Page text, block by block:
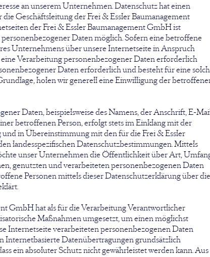
an unserem Unternehmen. Datenschutz hat einen
Geschäftsleitung der Frei & Essler Baumanagement
der Frei & Essler Baumanagement GmbH ist
Daten möglich. Sofern eine betroffene
Unternehmens über unsere Internetseite in Anspruch
Verarbeitung personenbezogener Daten erforderlich
Daten erforderlich und besteht für eine
holen wir generell eine Einwilligung der
Daten, beispielsweise des Namens, der Anschrift, E-
betroffenen Person, erfolgt stets im Einklang mit der
in Übereinstimmung mit den für die Frei & Essler
landesspezifischen Datenschutzbestimmungen. Mittels
unser Unternehmen die Öffentlichkeit über Art,
genutzten und verarbeiteten personenbezogenen Daten
Personen mittels dieser Datenschutzerklärung über die
GmbH hat als für die Verarbeitung Verantwortlicher
Maßnahmen umgesetzt, um einen möglichst
Internetseite verarbeiteten personenbezogenen Daten
Internetbasierte Datenübertragungen grundsätzlich
ein absoluter Schutz nicht gewährleistet werden kann. Aus